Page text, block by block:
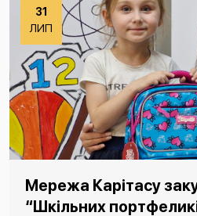
31
ЛИП
Мережа Карітасу
“Шкільних